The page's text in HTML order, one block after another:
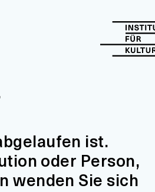
ist.
oder Person,
wenden Sie sich